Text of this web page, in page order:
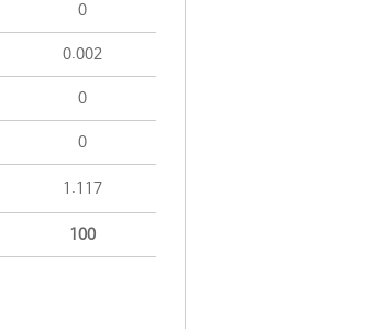
0
0.002
0
0
1.117
100